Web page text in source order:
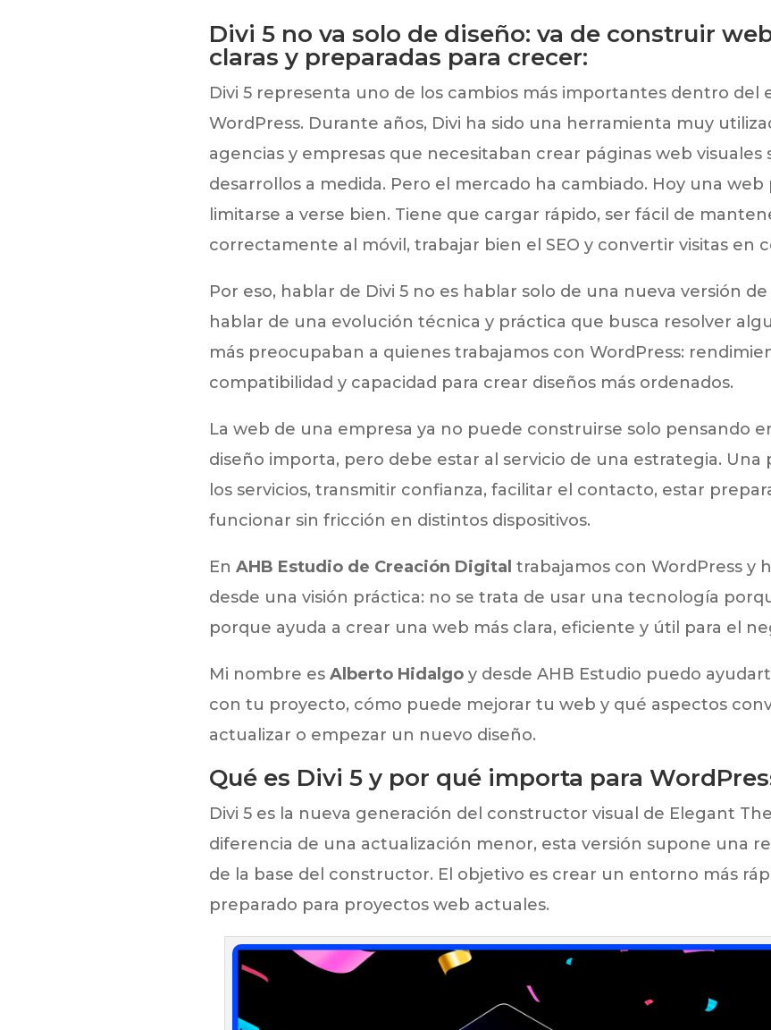
Divi 5 no va solo de diseño: va de construir
claras y preparadas para crecer:
Divi 5 representa uno de los cambios más importantes dentro del
WordPress. Durante años, Divi ha sido una herramienta muy
agencias y empresas que necesitaban crear páginas web
desarrollos a medida. Pero el mercado ha cambiado. Hoy una
limitarse a verse bien. Tiene que cargar rápido, ser fácil de
correctamente al móvil, trabajar bien el SEO y convertir visitas en
Por eso, hablar de Divi 5 no es hablar solo de una nueva versión
hablar de una evolución técnica y práctica que busca resolver
más preocupaban a quienes trabajamos con WordPress:
compatibilidad y capacidad para crear diseños más ordenados.
La web de una empresa ya no puede construirse solo pensando
diseño importa, pero debe estar al servicio de una estrategia. Una
los servicios, transmitir confianza, facilitar el contacto, estar
funcionar sin fricción en distintos dispositivos.
En AHB Estudio de Creación Digital trabajamos con WordPress y
desde una visión práctica: no se trata de usar una tecnología
porque ayuda a crear una web más clara, eficiente y útil para el
Mi nombre es Alberto Hidalgoy desde AHB Estudio puedo
con tu proyecto, cómo puede mejorar tu web y qué aspectos
actualizar o empezar un nuevo diseño.
Qué es Divi 5 y por qué importa para
Divi 5 es la nueva generación del constructor visual de Elegant
diferencia de una actualización menor, esta versión supone una
de la base del constructor. El objetivo es crear un entorno más
preparado para proyectos web actuales.